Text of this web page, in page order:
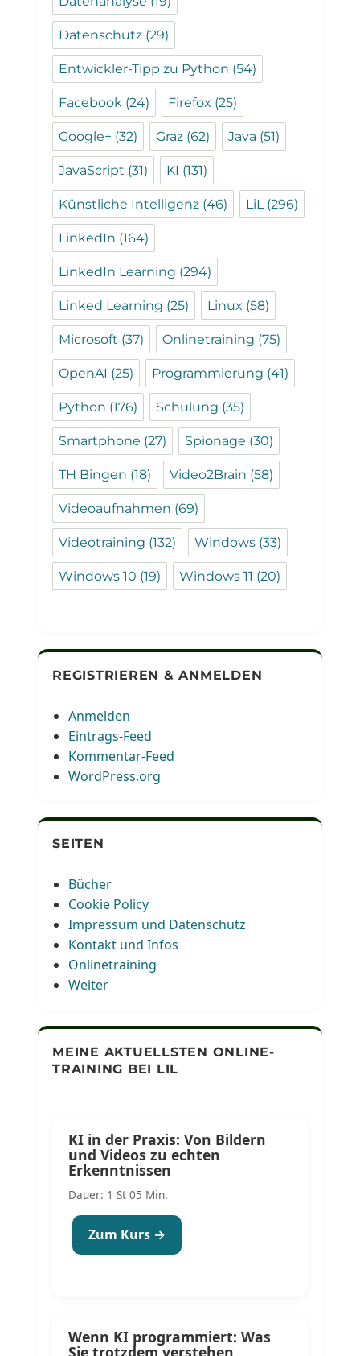
Datenschutz (29)
Entwickler-Tipp zu Python (54)
Facebook (24) Firefox (25)
Google+ (32) Graz (62) Java (51)
JavaScript (31) KI (131)
Künstliche Intelligenz (46) LiL (296)
LinkedIn (164)
LinkedIn Learning (294)
Linked Learning (25) Linux (58)
Microsoft (37) Onlinetraining (75)
OpenAI (25) Programmierung (41)
Python (176) Schulung (35)
Smartphone (27) Spionage (30)
TH Bingen (18) Video2Brain (58)
Videoaufnahmen (69)
Videotraining (132) Windows (33)
Windows 10 (19) Windows 11 (20)
REGISTRIEREN & ANMELDEN
Anmelden
Eintrags-Feed
Kommentar-Feed
WordPress.org
SEITEN
Bücher
Cookie Policy
Impressum und Datenschutz
Kontakt und Infos
Onlinetraining
Weiter
MEINE AKTUELLSTEN ONLINE-
TRAINING BEI LIL
KI in der Praxis: Von Bildern
und Videos zu echten
Erkenntnissen
Dauer: 1 St 05 Min.
Zum Kurs →
Wenn KI programmiert: Was
Sie trotzdem verstehen